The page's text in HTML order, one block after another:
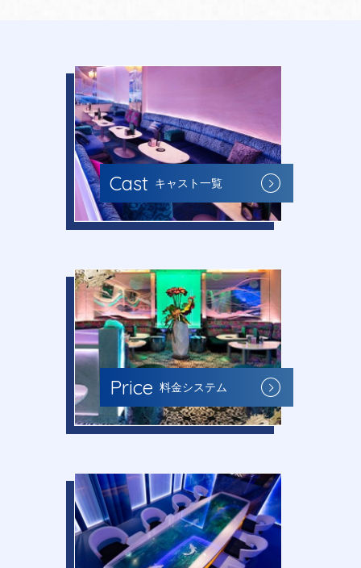
Cast キャスト一覧
Price 料金システム